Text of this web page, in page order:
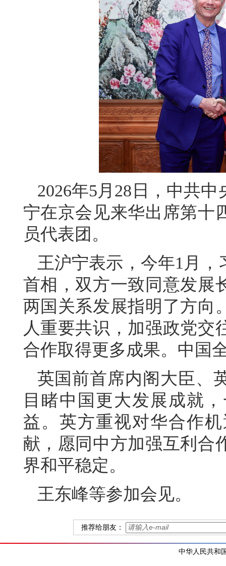
2026年5月28日，中共
宁在京会见来华出席第十
员代表团。
王沪宁表示，今年1月
首相，双方一致同意发展
两国关系发展指明了方向
人重要共识，加强政党交
合作取得更多成果。中国
英国前首席内阁大臣、
目睹中国更大发展成就
益。英方重视对华合作
献，愿同中方加强互利合
界和平稳定。
王东峰等参加会见。
推荐给朋友：
中华人民共和